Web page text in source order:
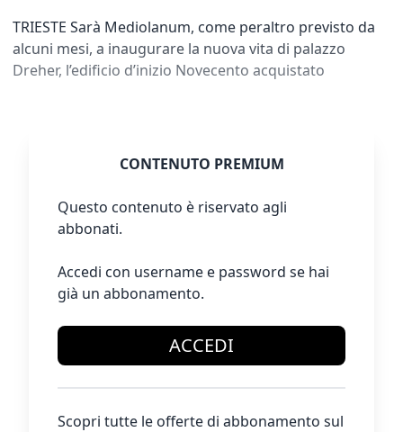
TRIESTE Sarà Mediolanum, come peraltro previsto da
alcuni mesi, a inaugurare la nuova vita di palazzo
Dreher, l’edificio d’inizio Novecento acquistato
CONTENUTO PREMIUM
Questo contenuto è riservato agli
abbonati.
Accedi con username e password se hai
già un abbonamento.
ACCEDI
Scopri tutte le offerte di abbonamento sul